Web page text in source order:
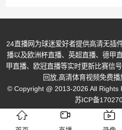
24直播网为球迷爱好者提供高清无插
播以及欧洲杯直播、英超直播、德甲
甲直播、欧冠直播等实时更新比赛信
回放,高清体育视频免费播
© Copyright @ 2013-2026 All Rights
苏ICP备